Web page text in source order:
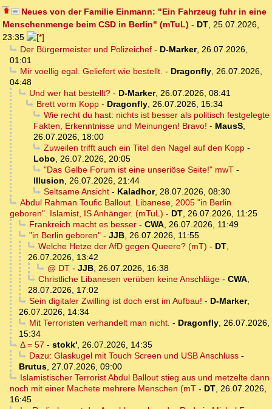
Neues von der Familie Einmann: "Ein Fahrzeug fuhr in eine
Menschenmenge beim CSD in Berlin" (mTuL) - DT, 25.07.2026,
23:35
Der Bürgermeister und Polizeichef- D-Marker, 26.07.2026,
01:01
Mir voellig egal. Geliefert wie bestellt. - Dragonfly, 26.07.2026,
04:48
Und wer hat bestellt?- D-Marker, 26.07.2026, 08:41
Brett vorm Kopp- Dragonfly, 26.07.2026, 15:34
Wie recht du hast: nichts ist besser als politisch festgelegte
Fakten, Erkenntnisse und Meinungen! Bravo! - MausS,
26.07.2026, 18:00
Zuweilen trifft auch ein Titel den Nagel auf den Kopp-
Lobo, 26.07.2026, 20:05
"Das Gelbe Forum ist eine unseriöse Seite!" mwT-
Illusion, 26.07.2026, 21:44
Seltsame Ansicht- Kaladhor, 28.07.2026, 08:30
Abdul Rahman Toufic Ballout. Libanese, 2005 "in Berlin
geboren". Islamist, IS Anhänger. (mTuL) - DT, 26.07.2026, 11:25
Frankreich macht es besser- CWA, 26.07.2026, 11:49
"in Berlin geboren"- JJB, 26.07.2026, 11:55
Welche Hetze der AfD gegen Queere? (mT) - DT,
26.07.2026, 13:42
@ DT- JJB, 26.07.2026, 16:38
Christliche Libanesen verüben keine Anschläge- CWA,
28.07.2026, 17:02
Sein digitaler Zwilling ist doch erst im Aufbau! - D-Marker,
26.07.2026, 14:34
Mit Terroristen verhandelt man nicht. - Dragonfly, 26.07.2026,
15:34
Δ = 57 - stokk', 26.07.2026, 14:35
Dazu: Glaskugel mit Touch Screen und USB Anschluss-
Brutus, 27.07.2026, 09:00
Islamistischer Terrorist Abdul Ballout stieg aus und metzelte dann
noch mit einer Machete mehrere Menschen (mT - DT, 26.07.2026,
16:45